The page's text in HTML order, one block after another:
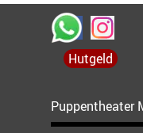
Puppentheater
Hutgeld